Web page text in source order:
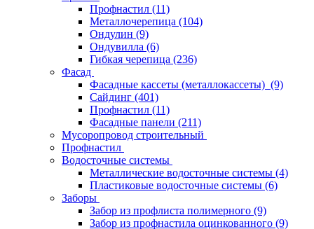
Профнастил (11)
Металлочерепица (104)
Ондулин (9)
Ондувилла (6)
Гибкая черепица (236)
Фасад
Фасадные кассеты (металлокассеты) (9)
Сайдинг (401)
Профнастил (11)
Фасадные панели (211)
Мусоропровод строительный
Профнастил
Водосточные системы
Металлические водосточные системы (4)
Пластиковые водосточные системы (6)
Заборы
Забор из профлиста полимерного (9)
Забор из профнастила оцинкованного (9)